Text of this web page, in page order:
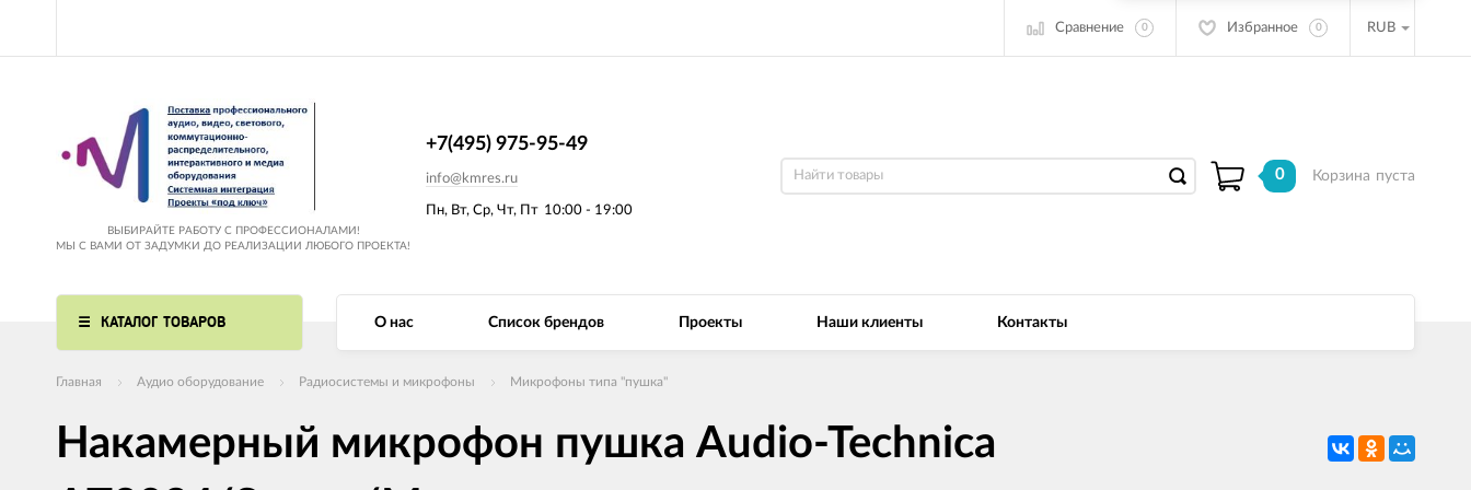
Сравнение 0 Избранное 0 RUB
ВЫБИРАЙТЕ РАБОТУ С ПРОФЕССИОНАЛАМИ!
МЫ С ВАМИ ОТ ЗАДУМКИ ДО РЕАЛИЗАЦИИ ЛЮБОГО ПРОЕКТА!
Пн, Вт, Ср, Чт, Пт 10:00 - 19:00
+7(495) 975-95-49
info@kmres.ru 0 Корзина пуста
КАТАЛОГ ТОВАРОВ О нас Список брендов Проекты Наши клиенты Контакты
Главная Аудио оборудование Радиосистемы и микрофоны Микрофоны типа "пушка"
Накамерный микрофон пушка Audio-Technica